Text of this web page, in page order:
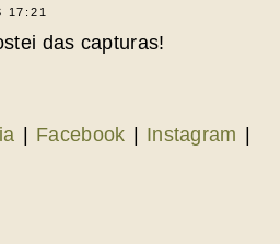
17:21
das capturas!
Facebook Instagram